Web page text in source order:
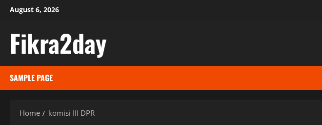
Skip
content
August 6, 2026
Fikra2day
SAMPLE PAGE
Home komisi III DPR